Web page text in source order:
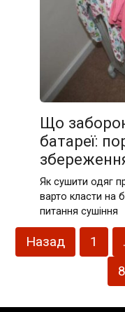
Що
батареї:
Як сушити одяг
варто класти на
питання сушіння
Пагінація
записів
Назад 1